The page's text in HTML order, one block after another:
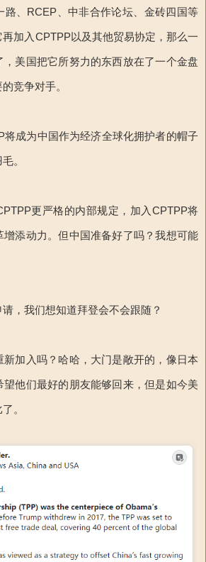
路、RCEP、中非合作论坛、金砖四国等
加入CPTPP以及其他贸易协定，那么一
美国把它所努力的东西放在了一个金盘
竞争对手。
将成为中国作为经济全球化拥护者的帽子
。
更严格的内部规定，加入CPTPP将
增添动力。但中国准备好了吗？我想可能
，我们想知道拜登会不会跟随？
加入吗？哈哈，大门是敞开的，像日本
他们最好的朋友能够回来，但是如今美
。